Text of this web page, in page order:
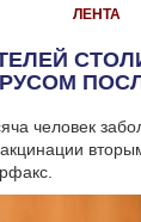
ЛЕНТА
человек